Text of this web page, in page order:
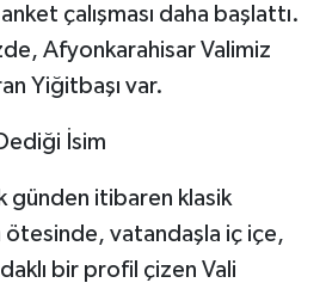
çalışması daha başlattı.
Afyonkarahisar Valimiz
Yiğitbaşı var.
İsim
günden itibaren klasik
ötesinde, vatandaşla iç içe,
bir profil çizen Vali